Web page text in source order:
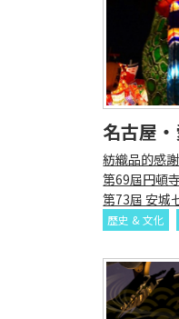
名古屋
紡織品的感
第69屆円頓
第73屆 安城
歷史 & 文化